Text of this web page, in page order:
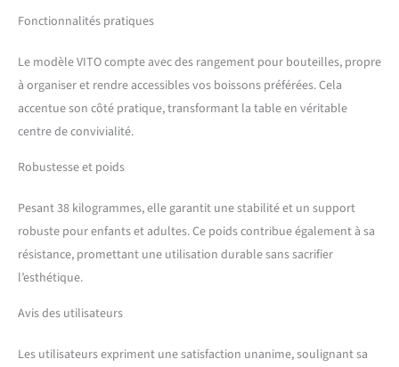
Fonctionnalités pratiques
Le modèle VITO compte avec des rangement pour bouteilles, propre
à organiser et rendre accessibles vos boissons préférées. Cela
accentue son côté pratique, transformant la table en véritable
centre de convivialité.
Robustesse et poids
Pesant 38 kilogrammes, elle garantit une stabilité et un support
robuste pour enfants et adultes. Ce poids contribue également à sa
résistance, promettant une utilisation durable sans sacrifier
l’esthétique.
Avis des utilisateurs
Les utilisateurs expriment une satisfaction unanime, soulignant sa